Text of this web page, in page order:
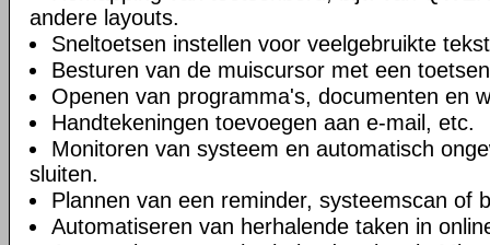
andere layouts.
Sneltoetsen instellen voor veelgebruikte
Besturen van de muiscursor met een
Openen van programma's, documenten en
Handtekeningen toevoegen aan e-mail, etc.
Monitoren van systeem en automatisch
sluiten.
Plannen van een reminder, systeemscan of
Automatiseren van herhalende taken in